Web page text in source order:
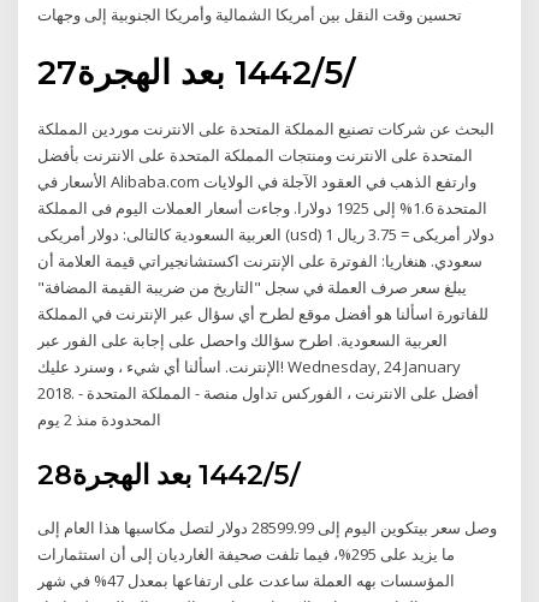
تحسين وقت النقل بين أمريكا الشمالية وأمريكا الجنوبية إلى وجهات
27‏‏/5‏‏/1442 بعد الهجرة
البحث عن شركات تصنيع المملكة المتحدة على الانترنت موردين المملكة
المتحدة على الانترنت ومنتجات المملكة المتحدة على الانترنت بأفضل
الأسعار في Alibaba.com وارتفع الذهب في العقود الآجلة في الولايات
المتحدة 1.6% إلى 1925 دولارا. وجاءت أسعار العملات اليوم فى المملكة
العربية السعودية كالتالى: دولار أمريكى (usd) 1 دولار أمريكى = 3.75 ريال
سعودي. هنغاريا: الفوترة على الإنترنت اكستشانجيراتي قيمة العلامة أن
يبلغ سعر صرف العملة في سجل "التاريخ من ضريبة القيمة المضافة"
للفاتورة اسألنا هو أفضل موقع لطرح أي سؤال عبر الإنترنت في المملكة
العربية السعودية. اطرح سؤالك واحصل على إجابة على الفور عبر
الإنترنت. اسألنا أي شيء ، وسنرد عليك! Wednesday, 24 January
2018. أفضل على الانترنت ، الفوركس تداول منصة - المملكة المتحدة -
المحدودة منذ 2 يوم
28‏‏/5‏‏/1442 بعد الهجرة
وصل سعر بيتكوين اليوم إلى 28599.99 دولار لتصل مكاسبها هذا العام إلى
ما يزيد على 295%، فيما تلفت صحيفة الغارديان إلى أن استثمارات
المؤسسات بهه العملة ساعدت على ارتفاعها بمعدل 47% في شهر